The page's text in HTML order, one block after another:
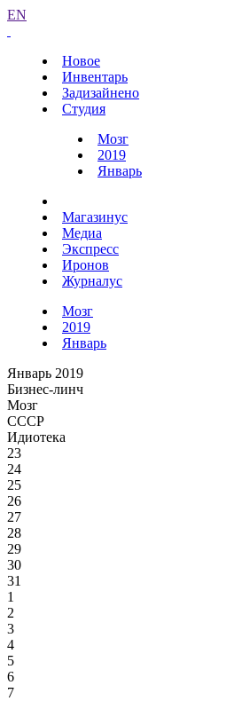
EN
Новое
Инвентарь
Задизайнено
Студия
Мозг
2019
Январь
Магазинус
Медиа
Экспресс
Иронов
Журналус
Мозг
2019
Январь
Январь 2019
Бизнес-линч
Мозг
СССР
Идиотека
23
24
25
26
27
28
29
30
31
1
2
3
4
5
6
7